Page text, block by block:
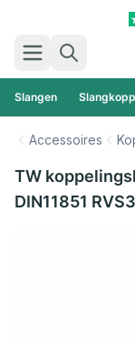
Zoek
Slangen
Accessoires
TW
DIN11851